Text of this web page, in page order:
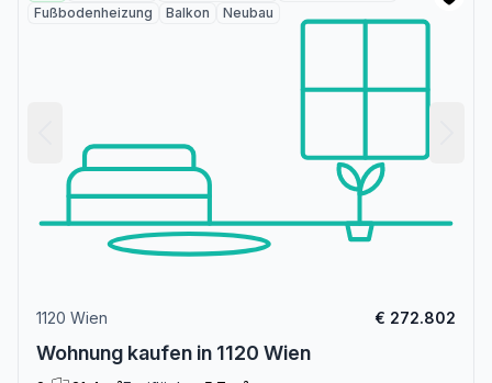
Fußbodenheizung
Balkon Neubau
1120 Wien € 272.802
Wohnung kaufen in 1120 Wien